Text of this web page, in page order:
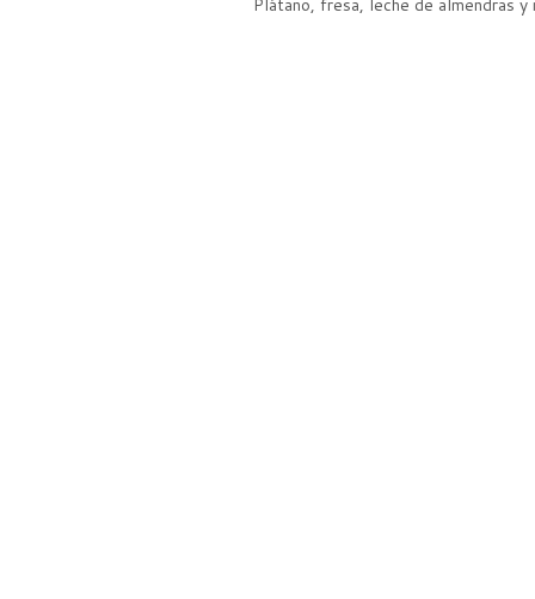
Plátano, fresa, leche de almendras y